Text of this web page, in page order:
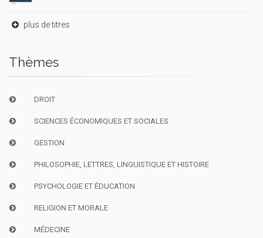
plus de titres
Thèmes
DROIT
SCIENCES ÉCONOMIQUES ET SOCIALES
GESTION
PHILOSOPHIE, LETTRES, LINGUISTIQUE ET HISTOIRE
PSYCHOLOGIE ET ÉDUCATION
RELIGION ET MORALE
MÉDECINE